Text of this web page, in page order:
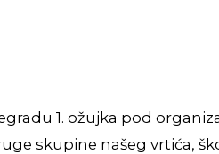
1. ožujka pod
skupine našeg vrtića,